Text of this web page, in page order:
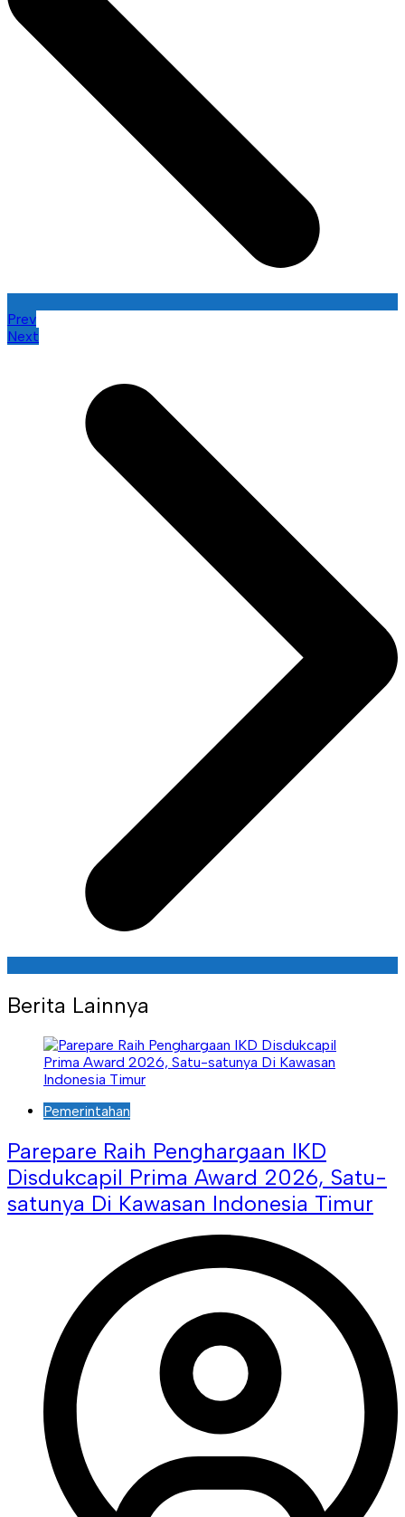
Prev
Next
Berita Lainnya
Pemerintahan
Parepare Raih Penghargaan IKD
Disdukcapil Prima Award 2026, Satu-
satunya Di Kawasan Indonesia Timur